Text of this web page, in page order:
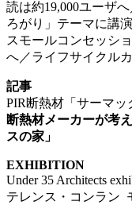
読は約19,000ユーザ
ろがり」テーマに講
スモールコンセッシ
へ／ライフサイクル
記事
PIR断熱材「サーマ
断熱材メーカーが考
スの家」
EXHIBITION
Under 35 Architects
テレンス・コンラン